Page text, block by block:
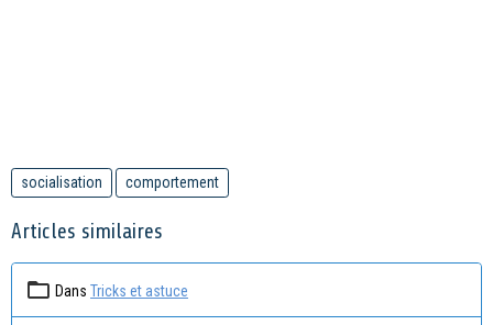
socialisation comportement
Articles similaires
Dans Tricks et astuce